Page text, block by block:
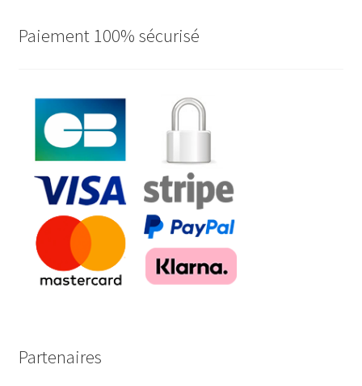
Paiement 100% sécurisé
Partenaires